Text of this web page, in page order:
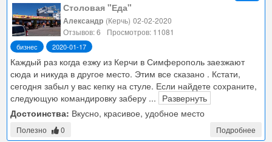
Столовая "Еда"
Александр (Керчь) 02-02-2020
Отзывов: 6
Просмотров: 11081
бизнес 2020-01-17
Каждый раз когда езжу из Керчи в Симферополь заезжают
сюда и никуда в другое место. Этим все сказано . Кстати,
сегодня забыл у вас кепку на стуле. Если найдете сохраните,
следующую командировку заберу ... Развернуть
Достоинства: Вкусно, красивое, удобное место
Полезно 0 Подробнее